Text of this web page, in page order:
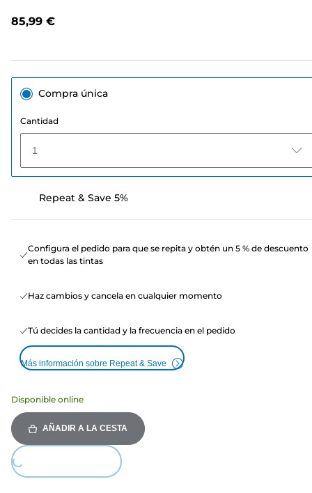
85,99 €
Compra única
Cantidad
1
Repeat & Save 5%
Configura el pedido para que se repita y obtén un 5 % de descuento
en todas las tintas
Haz cambios y cancela en cualquier momento
Tú decides la cantidad y la frecuencia en el pedido
Más información sobre Repeat & Save
Disponible online
AÑADIR A LA CESTA